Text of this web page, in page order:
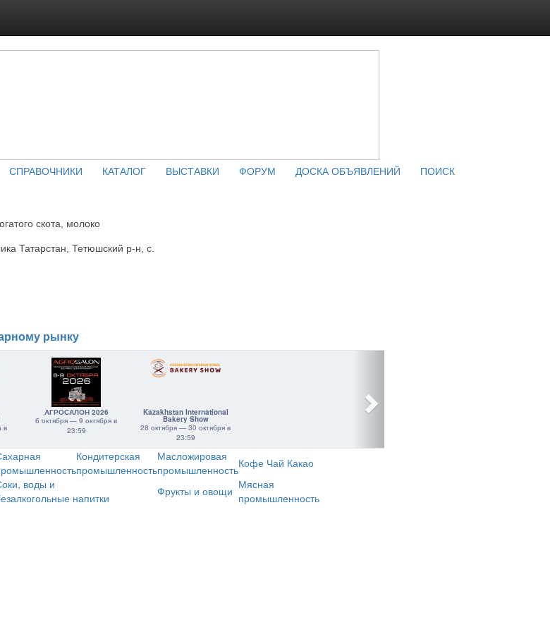
СПРАВОЧНИКИ КАТАЛОГ ВЫСТАВКИ ФОРУМ ДОСКА ОБЪЯВЛЕНИЙ
ПОИСК
скота, молоко
Татарстан, Тетюшский р-н, с.
рынку
в
АГРОСАЛОН 2026
6 октября — 9 октября в
23:59
Kazakhstan International
Bakery Show
28 октября — 30 октября в
23:59
Кондитерская
промышленность
Масложировая
промышленностьКофе Чай Какао
воды и
напитки
Фрукты и овощи Мясная
промышленность